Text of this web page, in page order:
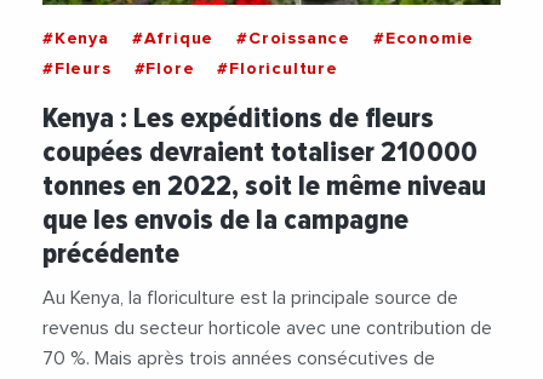
#Kenya #Afrique #Croissance
#Economie
#Fleurs
#Flore #Floriculture
Kenya : Les expéditions de fleurs
coupées devraient totaliser 210 000
tonnes en 2022, soit le même niveau
que les envois de la campagne
précédente
Au Kenya, la floriculture est la principale source de
revenus du secteur horticole avec une contribution de
70 %. Mais après trois années consécutives de